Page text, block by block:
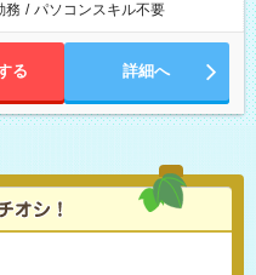
務 / パソコンスキル不要
る 詳細へ